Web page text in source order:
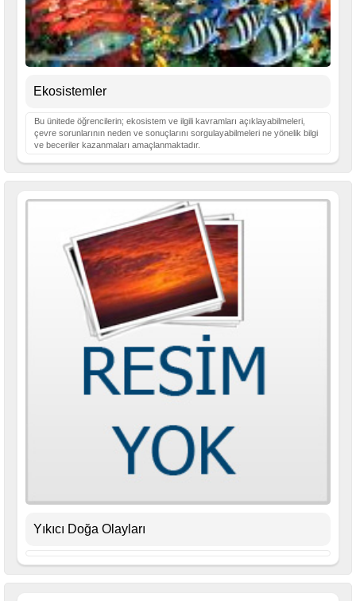
Ekosistemler
Bu ünitede öğrencilerin; ekosistem ve ilgili kavramları açıklayabilmeleri,
çevre sorunlarının neden ve sonuçlarını sorgulayabilmeleri ne yönelik bilgi
ve beceriler kazanmaları amaçlanmaktadır.
Yıkıcı Doğa Olayları